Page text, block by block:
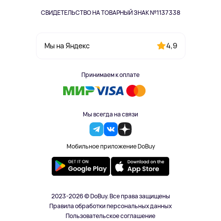
СВИДЕТЕЛЬСТВО НА ТОВАРНЫЙ ЗНАК №1137338
Мы на Яндекс 4,9
Принимаем к оплате
Мы всегда на связи
Мобильное приложение DoBuy
2023-2026 © DoBuy. Все права защищены
Правила обработки персональных данных
Пользовательское соглашение